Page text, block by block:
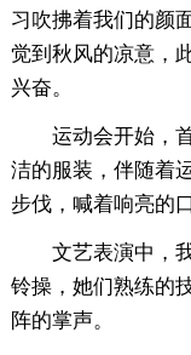
习吹拂着我们的颜
觉到秋风的凉意，
兴奋。
运动会开始，首
洁的服装，伴随着
步伐，喊着响亮
文艺表演中，我
铃操，她们熟练的
阵的掌声。